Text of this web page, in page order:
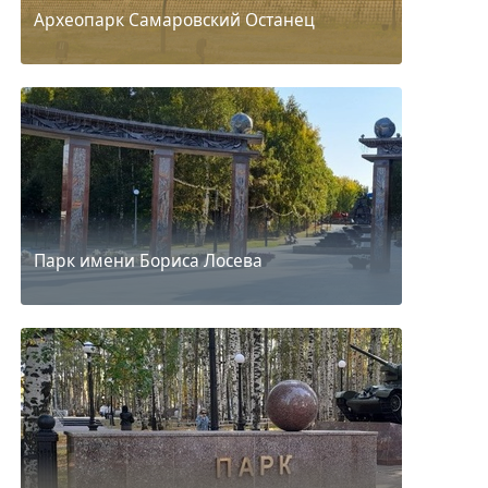
Археопарк Самаровский Останец
Парк имени Бориса Лосева